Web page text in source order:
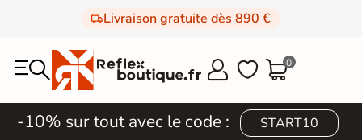
Livraison gratuite dès 890 €
  0
-10% sur tout avec le code : START10